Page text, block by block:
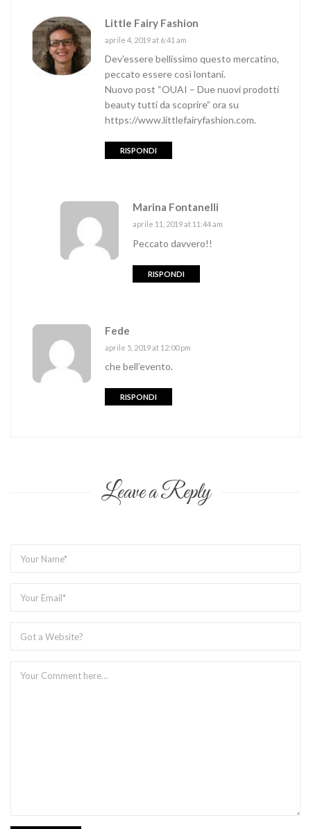
Little Fairy Fashion
aprile 4, 2019 at 6:41 am
Dev’essere bellissimo questo mercatino,
peccato essere così lontani.
Nuovo post “OUAI – Due nuovi prodotti
beauty tutti da scoprire” ora su
https://www.littlefairyfashion.com.
RISPONDI
Marina Fontanelli
aprile 11, 2019 at 11:44 am
Peccato davvero!!
RISPONDI
Fede
aprile 5, 2019 at 12:00 pm
che bell’evento.
RISPONDI
Leave a Reply